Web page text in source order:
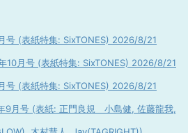
号 (表紙特集: SixTONES) 2026/8/21
10月号 (表紙特集: SixTONES) 2026/8/21
号 (表紙特集: SixTONES) 2026/8/21
9月号 (表紙: 正門良規 小島健, 佐藤龍我,